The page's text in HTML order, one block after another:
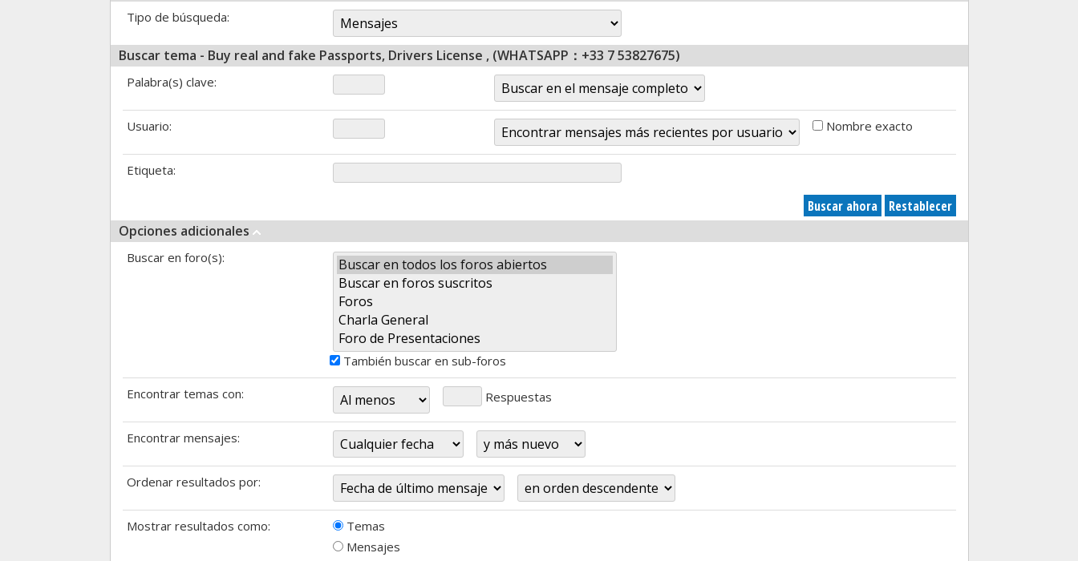
Tipo de búsqueda:
Buscar tema - Buy real and fake Passports, Drivers License , (WHATSAPP：+33 7 53827675)
Palabra(s) clave:
Usuario: Nombre exacto
Etiqueta:
Opciones adicionales
Buscar en foro(s):
También buscar en sub-foros
Encontrar temas con: Respuestas
Encontrar mensajes:
Ordenar resultados por:
Mostrar resultados como:
Temas
Mensajes